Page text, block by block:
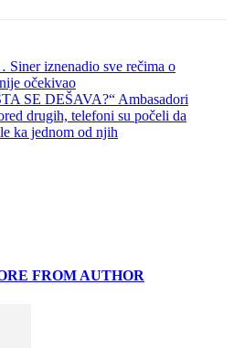
iznenadio sve rečima o
očekivao
SE DEŠAVA?“ Ambasadori
drugih, telefoni su počeli da
ka jednom od njih
FROM AUTHOR